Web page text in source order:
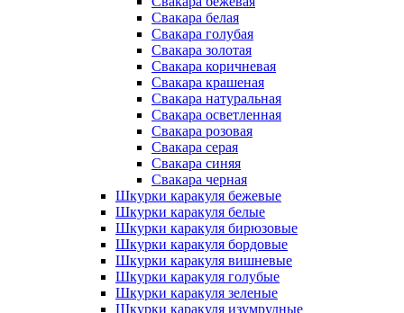
Свакара белая
Свакара голубая
Свакара золотая
Свакара коричневая
Свакара крашеная
Свакара натуральная
Свакара осветленная
Свакара розовая
Свакара серая
Свакара синяя
Свакара черная
Шкурки каракуля бежевые
Шкурки каракуля белые
Шкурки каракуля бирюзовые
Шкурки каракуля бордовые
Шкурки каракуля вишневые
Шкурки каракуля голубые
Шкурки каракуля зеленые
Шкурки каракуля изумрудные